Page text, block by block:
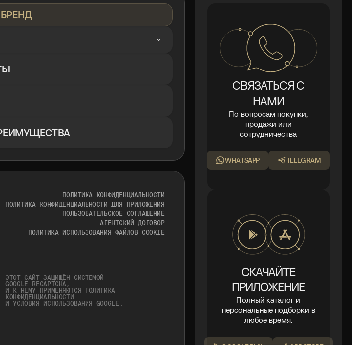
СВЯЗАТЬСЯ С
НАМИ
По вопросам покупки,
продажи или
сотрудничества
WHATSAPP TELEGRAM
СКАЧАЙТЕ
ПРИЛОЖЕНИЕ
Полный каталог и
персональные подборки в
любое время.
ПОЛИТИКА КОНФИДЕНЦИАЛЬНОСТИ
ПОЛИТИКА КОНФИДЕНЦИАЛЬНОСТИ ДЛЯ ПРИЛОЖЕНИЯ
ПОЛЬЗОВАТЕЛЬСКОЕ СОГЛАШЕНИЕ
АГЕНТСКИЙ ДОГОВОР
ПОЛИТИКА ИСПОЛЬЗОВАНИЯ ФАЙЛОВ COOKIE
ЭТОТ САЙТ ЗАЩИЩЁН СИСТЕМОЙ
GOOGLE RECAPTCHA,
И К НЕМУ ПРИМЕНЯЮТСЯ
ПОЛИТИКА
КОНФИДЕНЦИАЛЬНОСТИ
И
УСЛОВИЯ ИСПОЛЬЗОВАНИЯ GOOGLE.